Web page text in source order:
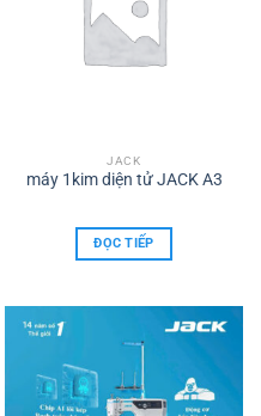
JACK
máy 1kim diện tử JACK A3
ĐỌC TIẾP